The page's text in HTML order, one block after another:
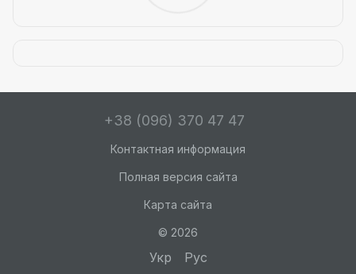
+38 (096) 370 47 47
Контактная информация
Полная версия сайта
Карта сайта
© 2026
Укр Рус